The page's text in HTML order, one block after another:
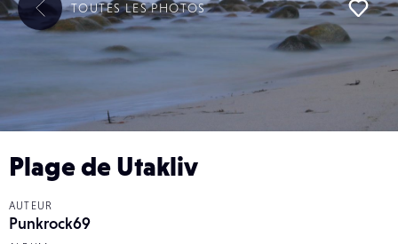
Plage de Utakliv
AUTEUR
Punkrock69
TOUTES LESPHOTOS